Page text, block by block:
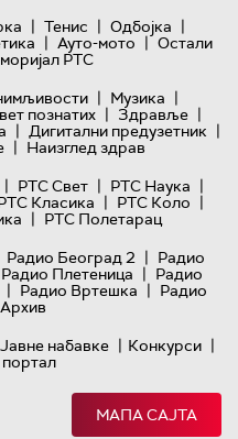
| Тенис | Одбојка |
| Ауто-мото | Остали
РТС
| Музика |
познатих | Здравље |
| Дигитални предузетник |
| Наизглед здрав
| РТС Свет | РТС Наука |
Класика | РТС Коло |
| РТС Полетарац
Радио Београд 2 | Радио
Радио Плетеница | Радио
| Радио Вртешка | Радио
Архив
Јавне набавке | Конкурси |
МАПА САЈТА